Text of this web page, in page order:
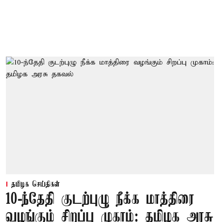
தமிழக செய்திகள்
10-ந்தேதி குடற்புழு நீக்க மாத்திரை
வழங்கும் சிறப்பு முகாம்: தமிழக அரசு